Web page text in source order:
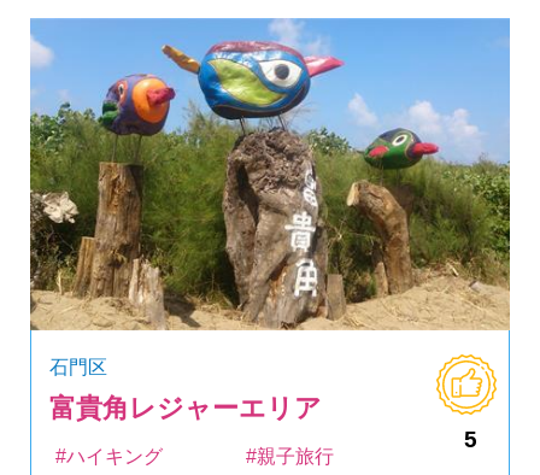
石門区
富貴角レジャーエリア
5
#ハイキング #親子旅行